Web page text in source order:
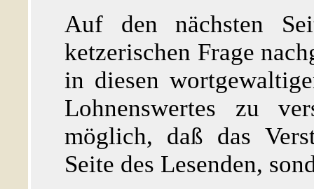
Auf den nächsten
ketzerischen Frage
in diesen
Lohnenswertes zu
möglich, daß das
Seite des Lesenden,